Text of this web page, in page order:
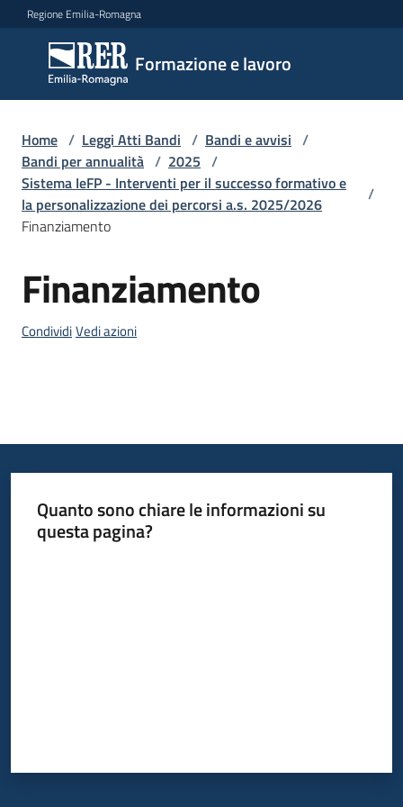
Vai al contenuto
Vai alla navigazione
Vai al footer
Regione Emilia-Romagna
Formazione e lavoro
Formazione
e lavoro
Argomenti
Novità
Servizi
Programmi
Progetti
Home / Leggi Atti Bandi / Bandi e avvisi /
Bandi per annualità / 2025 /
Sistema IeFP - Interventi per il successo formativo e
la personalizzazione dei percorsi a.s. 2025/2026
/
Finanziamento
Salta al contenuto
Finanziamento
CondividiVedi azioni
Quanto sono chiare le informazioni su
questa pagina?